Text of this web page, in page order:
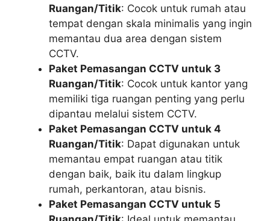
Ruangan/Titik: Cocok untuk rumah atau
tempat dengan skala minimalis yang ingin
memantau dua area dengan sistem
CCTV.
Paket Pemasangan CCTV untuk 3
Ruangan/Titik: Cocok untuk kantor yang
memiliki tiga ruangan penting yang perlu
dipantau melalui sistem CCTV.
Paket Pemasangan CCTV untuk 4
Ruangan/Titik: Dapat digunakan untuk
memantau empat ruangan atau titik
dengan baik, baik itu dalam lingkup
rumah, perkantoran, atau bisnis.
Paket Pemasangan CCTV untuk 5